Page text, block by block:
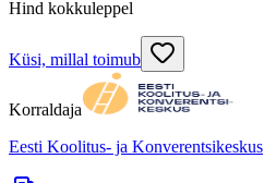
Hind kokkuleppel
Küsi, millal toimub
Korraldaja
Eesti Koolitus- ja Konverentsikeskus